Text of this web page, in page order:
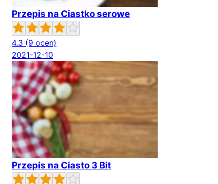
Przepis na Ciastko serowe
4.3 (9 ocen)
2021-12-10
Przepis na Ciasto 3 Bit